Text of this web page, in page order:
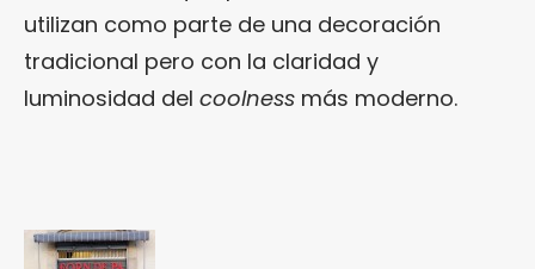
utilizan como parte de una decoración
tradicional pero con la claridad y
luminosidad del coolness más moderno.